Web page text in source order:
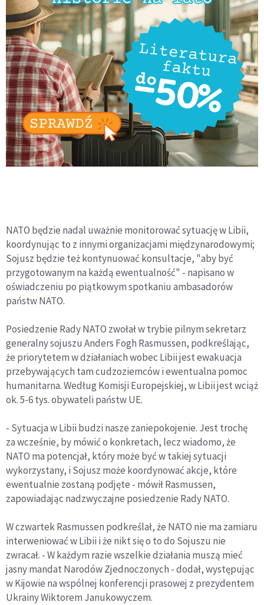
NATO będzie nadal uważnie monitorować sytuację w Libii,
koordynując to z innymi organizacjami międzynarodowymi;
Sojusz będzie też kontynuować konsultacje, "aby być
przygotowanym na każdą ewentualność" - napisano w
oświadczeniu po piątkowym spotkaniu ambasadorów
państw NATO.
Posiedzenie Rady NATO zwołał w trybie pilnym sekretarz
generalny sojuszu Anders Fogh Rasmussen, podkreślając,
że priorytetem w działaniach wobec Libii jest ewakuacja
przebywających tam cudzoziemców i ewentualna pomoc
humanitarna. Według Komisji Europejskiej, w Libii jest wciąż
ok. 5-6 tys. obywateli państw UE.
- Sytuacja w Libii budzi nasze zaniepokojenie. Jest trochę
za wcześnie, by mówić o konkretach, lecz wiadomo, że
NATO ma potencjał, który może być w takiej sytuacji
wykorzystany, i Sojusz może koordynować akcje, które
ewentualnie zostaną podjęte - mówił Rasmussen,
zapowiadając nadzwyczajne posiedzenie Rady NATO.
W czwartek Rasmussen podkreślał, że NATO nie ma zamiaru
interweniować w Libii i że nikt się o to do Sojuszu nie
zwracał. - W każdym razie wszelkie działania muszą mieć
jasny mandat Narodów Zjednoczonych - dodał, występując
w Kijowie na wspólnej konferencji prasowej z prezydentem
Ukrainy Wiktorem Janukowyczem.